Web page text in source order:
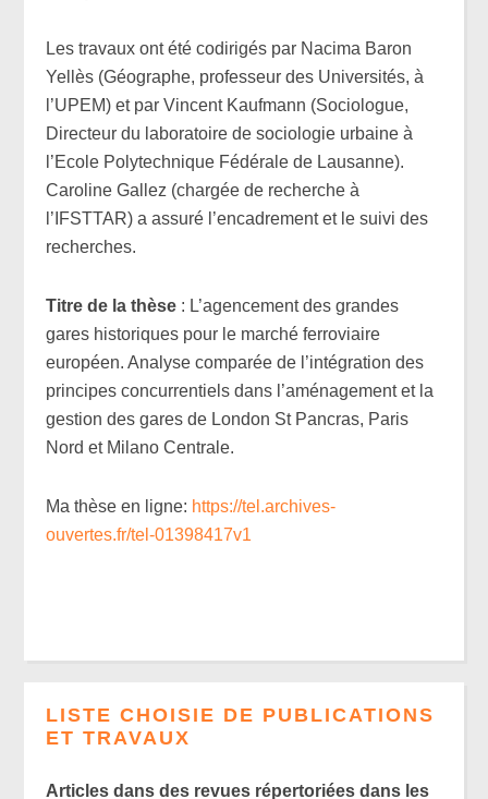
Les travaux ont été codirigés par Nacima Baron
Yellès (Géographe, professeur des Universités, à
l’UPEM) et par Vincent Kaufmann (Sociologue,
Directeur du laboratoire de sociologie urbaine à
l’Ecole Polytechnique Fédérale de Lausanne).
Caroline Gallez (chargée de recherche à
l’IFSTTAR) a assuré l’encadrement et le suivi des
recherches.
Titre de la thèse : L’agencement des grandes
gares historiques pour le marché ferroviaire
européen. Analyse comparée de l’intégration des
principes concurrentiels dans l’aménagement et la
gestion des gares de London St Pancras, Paris
Nord et Milano Centrale.
Ma thèse en ligne: https://tel.archives-
ouvertes.fr/tel-01398417v1
LISTE CHOISIE DE PUBLICATIONS
ET TRAVAUX
Articles dans des revues répertoriées dans les